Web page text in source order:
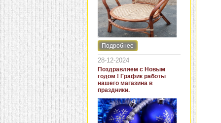
Интернет-магазин "Кровать
и диван" представляет
новинки стульев и кресел
для дачи. В ассортименте
представлены как
бюджетные модели из
пластика для дачи, так и
кресла для загородных
домов из натурального и
искусственного ротанга.
Подробнее
28-12-2024
Поздравляем с Новым
годом ! График работы
нашего магазина в
праздники.